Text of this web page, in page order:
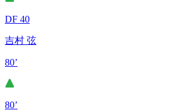
DF 40
吉村 弦
80’
80’